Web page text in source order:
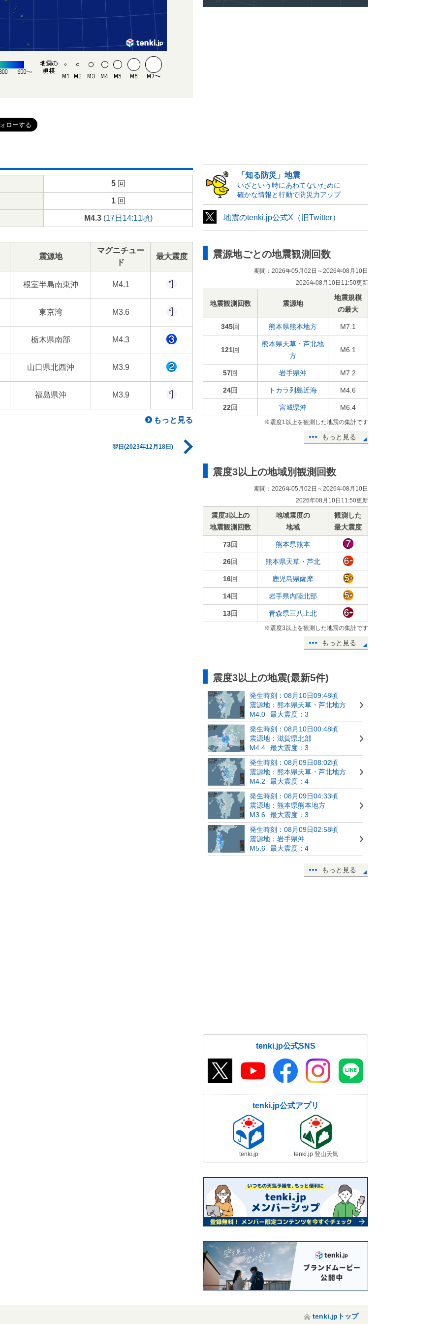
5回
1回
M4.3(17日14:11頃)
震源地
マグニチュー
ド
最大震度
根室半島南東沖 M4.1
東京湾 M3.6
栃木県南部 M4.3
山口県北西沖 M3.9
福島県沖 M3.9
もっと見る
翌日(2023年12月18日)
「知る防災」地震
いざという時にあわてないために
確かな情報と行動で防災力アップ
地震のtenki.jp公式X（旧Twitter）
震源地ごとの地震観測回数
期間：2026年05月02日～2026年08月10日
2026年08月10日11:50更新
地震観測回数 震源地
地震規模
の最大
345回 熊本県熊本地方 M7.1
121回
熊本県天草・芦北地
方
M6.1
57回 岩手県沖 M7.2
24回 トカラ列島近海 M4.6
22回 宮城県沖 M6.4
※震度1以上を観測した地震の集計です
もっと見る
震度3以上の地域別観測回数
期間：2026年05月02日～2026年08月10日
2026年08月10日11:50更新
震度3以上の
地震観測回数
地域震度の
地域
観測した
最大震度
73回 熊本県熊本
26回 熊本県天草・芦北
16回 鹿児島県薩摩
14回 岩手県内陸北部
13回 青森県三八上北
※震度3以上を観測した地震の集計です
もっと見る
震度3以上の地震(最新5件)
発生時刻：08月10日09:48頃
震源地：熊本県天草・芦北地方
M4.0
最大震度：3
発生時刻：08月10日00:48頃
震源地：滋賀県北部
M4.4
最大震度：3
発生時刻：08月09日08:02頃
震源地：熊本県天草・芦北地方
M4.2
最大震度：4
発生時刻：08月09日04:33頃
震源地：熊本県熊本地方
M3.6
最大震度：3
発生時刻：08月09日02:58頃
震源地：岩手県沖
M5.6
最大震度：4
もっと見る
tenki.jp公式SNS
tenki.jp公式アプリ
tenki.jp tenki.jp 登山天気
tenki.jpトップ